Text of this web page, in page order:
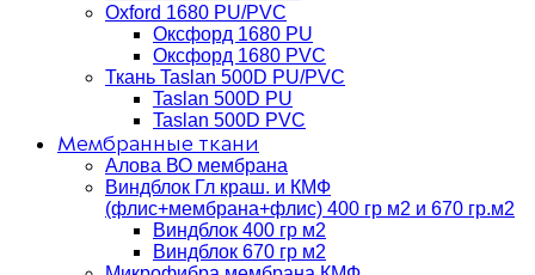
Oxford 1680 PU/PVC
Оксфорд 1680 PU
Оксфорд 1680 PVC
Ткань Taslan 500D PU/PVC
Taslan 500D PU
Taslan 500D PVC
Мембранные ткани
Алова ВО мембрана
Виндблок Гл краш. и КМФ
(флис+мембрана+флис) 400 гр м2 и 670 гр.м2
Виндблок 400 гр м2
Виндблок 670 гр м2